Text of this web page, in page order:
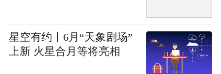
星空有约丨6月“天象剧场”
上新 火星合月等将亮相